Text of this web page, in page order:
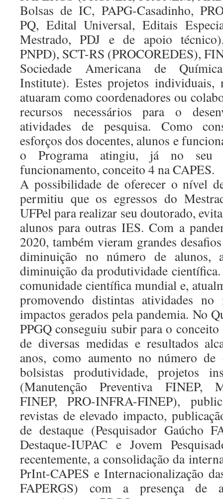
Bolsas de IC, PAPG-Casadinho,
PQ, Edital Universal, Editais
Mestrado, PDJ e de apoio
PNPD), SCT-RS (PROCOREDES),
Sociedade Americana de
Institute). Estes projetos individuais,
atuaram como coordenadores ou
recursos necessários para o
atividades de pesquisa. Como
esforços dos docentes, alunos e
o Programa atingiu, já no seu
funcionamento, conceito 4 na CAPES.
A possibilidade de oferecer o nível
permitiu que os egressos do
UFPel para realizar seu doutorado,
alunos para outras IES. Com a
2020, também vieram grandes
diminuição no número de alunos,
diminuição da produtividade científica.
comunidade científica mundial e,
promovendo distintas atividades
impactos gerados pela pandemia. No
PPGQ conseguiu subir para o
de diversas medidas e resultados
anos, como aumento no número de
bolsistas produtividade, projetos
(Manutenção Preventiva FINEP,
FINEP, PRO-INFRA-FINEP),
revistas de elevado impacto,
de destaque (Pesquisador Gaúcho
Destaque-IUPAC e Jovem
recentemente, a consolidação da
PrInt-CAPES e Internacionalização
FAPERGS) com a presença de